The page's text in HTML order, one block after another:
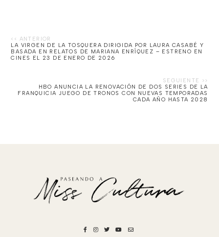
LA VIRGEN DE LA TOSQUERA DIRIGIDA POR LAURA CASABÉ Y
BASADA EN RELATOS DE MARIANA ENRÍQUEZ – ESTRENO EN
CINES EL 23 DE ENERO DE 2026
HBO ANUNCIA LA RENOVACIÓN DE DOS SERIES DE LA
FRANQUICIA JUEGO DE TRONOS CON NUEVAS TEMPORADAS
CADA AÑO HASTA 2028